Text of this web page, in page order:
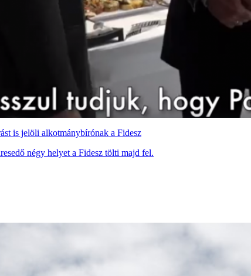
is jelöli alkotmánybírónak a Fidesz
négy helyet a Fidesz tölti majd fel.